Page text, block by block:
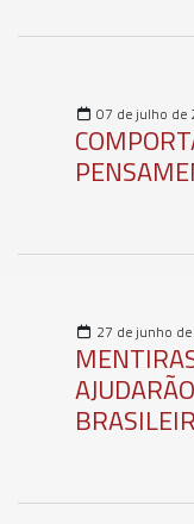
07 de julho de
27 de junho